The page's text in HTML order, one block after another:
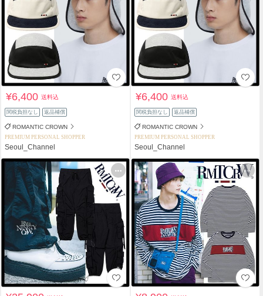
¥6,400送料込
関税負担なし 返品補償
ROMANTIC CROWN
PREMIUM PERSONAL SHOPPER
Seoul_Channel
¥6,400送料込
関税負担なし 返品補償
ROMANTIC CROWN
PREMIUM PERSONAL SHOPPER
Seoul_Channel